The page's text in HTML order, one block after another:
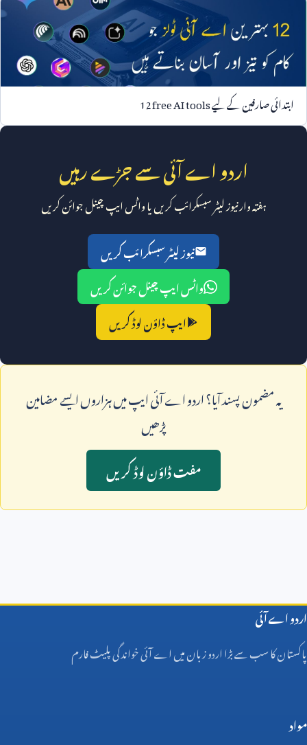
ابتدائی صارفین کے لیے12 free AI tools
اردو اے آئی سے جڑے رہیں
ہفتہ وار نیوز لیٹر سبسکرائب کریں یا واٹس ایپ چینل جوائن کریں
نیوز لیٹر سبسکرائب کریں
واٹس ایپ چینل جوائن کریں
ایپ ڈاؤن لوڈ کریں
يہ مضمون پسند آيا؟ اردو اے آئی ايپ ميں ہزاروں ايسے مضامين
پڑھيں
مفت ڈاؤن لوڈ کريں
اردو اے آئی
پاکستان کا سب سے بڑا اردو زبان میں اے آئی خواندگی پلیٹ فارم
مواد